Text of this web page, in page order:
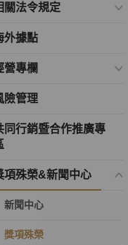
關法令規定
外據點
營專欄
險管理
同行銷暨合作推廣專
項殊榮&新聞中心
新聞中心
獎項殊榮